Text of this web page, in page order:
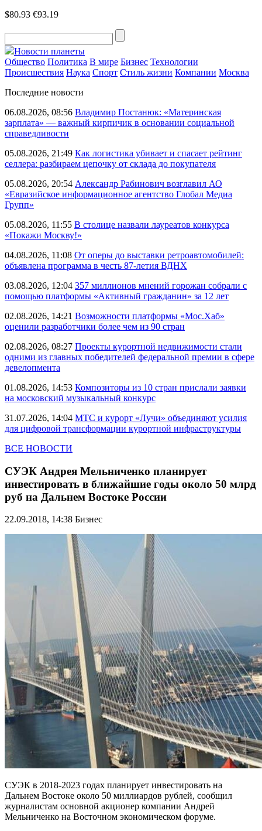
$80.93 €93.19
Новости планеты
Общество Политика В мире Бизнес Технологии
Происшествия Наука Спорт Стиль жизни Компании Москва
Последние новости
06.08.2026, 08:56 Владимир Постанюк: «Материнская
зарплата» — важный кирпичик в основании социальной
справедливости
05.08.2026, 21:49 Как логистика убивает и спасает рейтинг
селлера: разбираем цепочку от склада до покупателя
05.08.2026, 20:54 Александр Рабинович возглавил АО
«Евразийское информационное агентство Глобал Медиа
Групп»
05.08.2026, 11:55 В столице назвали лауреатов конкурса
«Покажи Москву!»
04.08.2026, 11:08 От оперы до выставки ретроавтомобилей:
объявлена программа в честь 87-летия ВДНХ
03.08.2026, 12:04 357 миллионов мнений горожан собрали с
помощью платформы «Активный гражданин» за 12 лет
02.08.2026, 14:21 Возможности платформы «Мос.Хаб»
оценили разработчики более чем из 90 стран
02.08.2026, 08:27 Проекты курортной недвижимости стали
одними из главных победителей федеральной премии в сфере
девелопмента
01.08.2026, 14:53 Композиторы из 10 стран прислали заявки
на московский музыкальный конкурс
31.07.2026, 14:04 МТС и курорт «Лучи» объединяют усилия
для цифровой трансформации курортной инфраструктуры
ВСЕ НОВОСТИ
СУЭК Андрея Мельниченко планирует
инвестировать в ближайшие годы около 50 млрд
руб на Дальнем Востоке России
22.09.2018, 14:38 Бизнес
СУЭК в 2018-2023 годах планирует инвестировать на
Дальнем Востоке около 50 миллиардов рублей, сообщил
журналистам основной акционер компании Андрей
Мельниченко на Восточном экономическом форуме.